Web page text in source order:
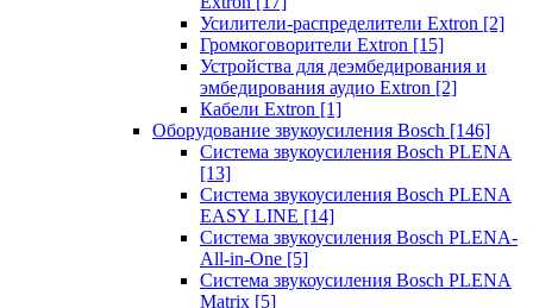
Усилители-распределители Extron [2]
Громкоговорители Extron [15]
Устройства для деэмбедирования и
эмбедирования аудио Extron [2]
Кабели Extron [1]
Оборудование звукоусиления Bosch [146]
Система звукоусиления Bosch PLENA
[13]
Система звукоусиления Bosch PLENA
EASY LINE [14]
Система звукоусиления Bosch PLENA-
All-in-One [5]
Система звукоусиления Bosch PLENA
Matrix [5]